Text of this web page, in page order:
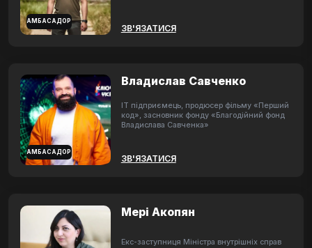
АМБАСАДОР
ЗВ'ЯЗАТИСЯ
АМБАСАДОР
Владислав Савченко
ІТ підприємець, продюсер фільму «Перший
код», засновник фонду «Благодійний фонд
Владислава Савченка»
ЗВ'ЯЗАТИСЯ
Мері Акопян
Екс-заступниця Міністра внутрішніх справ